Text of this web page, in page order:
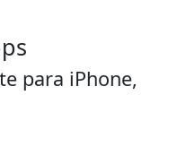
para iPhone,